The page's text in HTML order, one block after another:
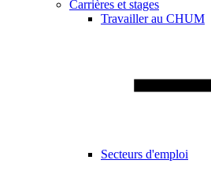
Carrières et stages
Travailler au CHUM
Secteurs d'emploi